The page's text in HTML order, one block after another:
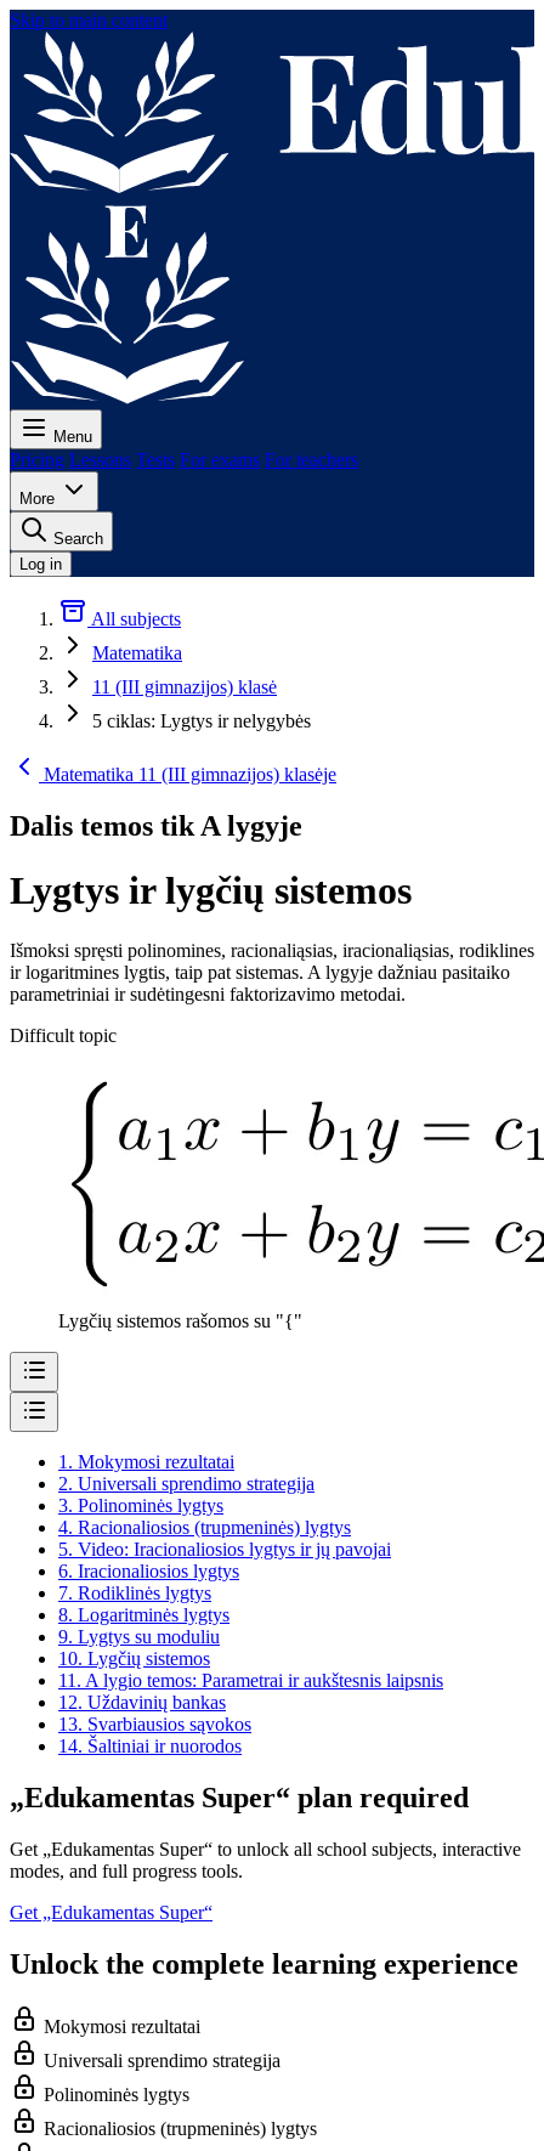
Skip to main content
Menu
Pricing Lessons Tests For exams For teachers
More
Search
Log in
All subjects
Matematika
11 (III gimnazijos) klasė
5 ciklas: Lygtys ir nelygybės
Matematika 11 (III gimnazijos) klasėje
Dalis temos tik A lygyje
Lygtys ir lygčių sistemos
Išmoksi spręsti polinomines, racionaliąsias, iracionaliąsias, rodiklines
ir logaritmines lygtis, taip pat sistemas. A lygyje dažniau pasitaiko
parametriniai ir sudėtingesni faktorizavimo metodai.
Difficult topic
Lygčių sistemos rašomos su "{"
1. Mokymosi rezultatai
2. Universali sprendimo strategija
3. Polinominės lygtys
4. Racionaliosios (trupmeninės) lygtys
5. Video: Iracionaliosios lygtys ir jų pavojai
6. Iracionaliosios lygtys
7. Rodiklinės lygtys
8. Logaritminės lygtys
9. Lygtys su moduliu
10. Lygčių sistemos
11. A lygio temos: Parametrai ir aukštesnis laipsnis
12. Uždavinių bankas
13. Svarbiausios sąvokos
14. Šaltiniai ir nuorodos
„Edukamentas Super“ plan required
Get „Edukamentas Super“ to unlock all school subjects, interactive
modes, and full progress tools.
Get „Edukamentas Super“
Unlock the complete learning experience
Mokymosi rezultatai
Universali sprendimo strategija
Polinominės lygtys
Racionaliosios (trupmeninės) lygtys